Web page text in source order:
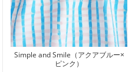
Simple and Smile（アクアブルー×
ピンク）